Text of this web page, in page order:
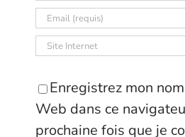
Enregistrez mon
Web dans ce
prochaine fois que je